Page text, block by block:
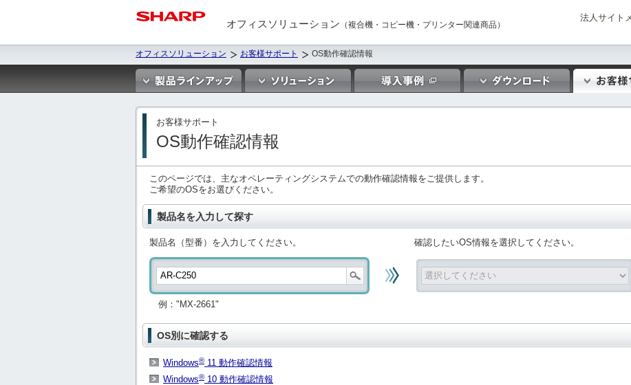
オフィスソリューション （複合機・コピー機・プリンター関連商品）
法人サイト
オフィスソリューション お客様サポート OS動作確認情報
お客様サポート
OS動作確認情報
このページでは、主なオペレーティングシステムでの動作確認情報をご提供します。
ご希望のOSをお選びください。
製品名を入力して探す
製品名（型番）を入力してください。
例："MX-2661"
確認したいOS情報を選択してください。
OS別に確認する
Windows® 11 動作確認情報
Windows® 10 動作確認情報